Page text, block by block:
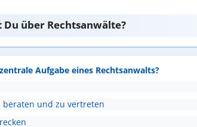
Du über Rechtsanwälte?
Aufgabe eines Rechtsanwalts?
und zu vertreten